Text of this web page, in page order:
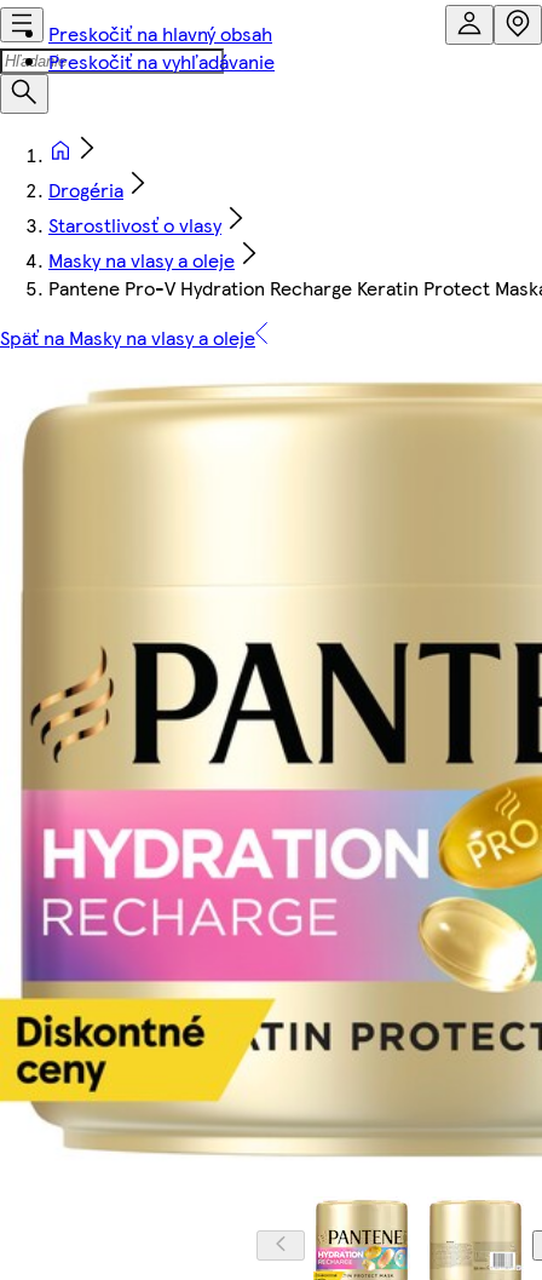
Preskočiť na hlavný obsah
Preskočiť na vyhľadávanie
Drogéria
Starostlivosť o vlasy
Masky na vlasy a oleje
Pantene Pro-V Hydration Recharge Keratin Protect
Späť na Masky na vlasy a oleje